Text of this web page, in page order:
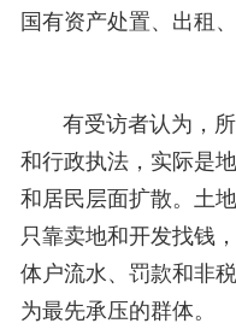
国有资产处置、出租
有受访者认为，所
和行政执法，实际是
和居民层面扩散。土
只靠卖地和开发找钱
体户流水、罚款和非
为最先承压的群体。